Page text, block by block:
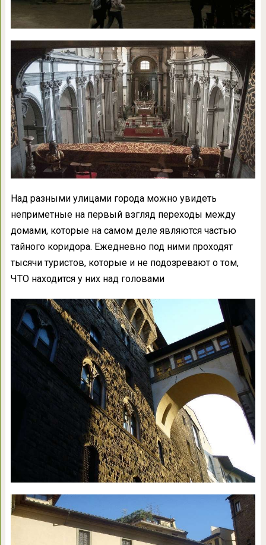
Над разными улицами города можно увидеть
неприметные на первый взгляд переходы между
домами, которые на самом деле являются частью
тайного коридора. Ежедневно под ними проходят
тысячи туристов, которые и не подозревают о том,
ЧТО находится у них над головами